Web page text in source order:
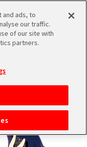
and ads, to
our traffic.
of our site with
partners.